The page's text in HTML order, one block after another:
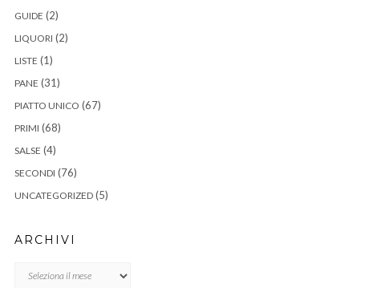
GUIDE (2)
LIQUORI (2)
LISTE (1)
PANE (31)
PIATTO UNICO (67)
PRIMI (68)
SALSE (4)
SECONDI (76)
UNCATEGORIZED (5)
ARCHIVI